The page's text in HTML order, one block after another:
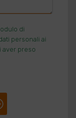
di
personali ai
aver preso